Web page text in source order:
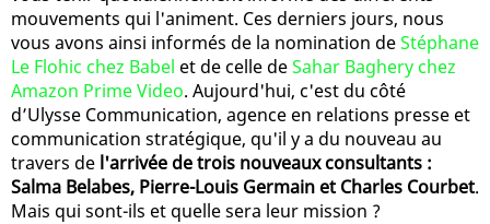
mouvements qui l'animent. Ces derniers jours, nous
vous avons ainsi informés de la nomination deStéphane
Le Flohic chez Babel et de celle deSahar Baghery chez
Amazon Prime Video. Aujourd'hui, c'est du côté
d’Ulysse Communication, agence en relations presse et
communication stratégique, qu'il y a du nouveau au
travers de l'arrivée de trois nouveaux consultants :
Salma Belabes, Pierre-Louis Germain et Charles Courbet.
Mais qui sont-ils et quelle sera leur mission ?